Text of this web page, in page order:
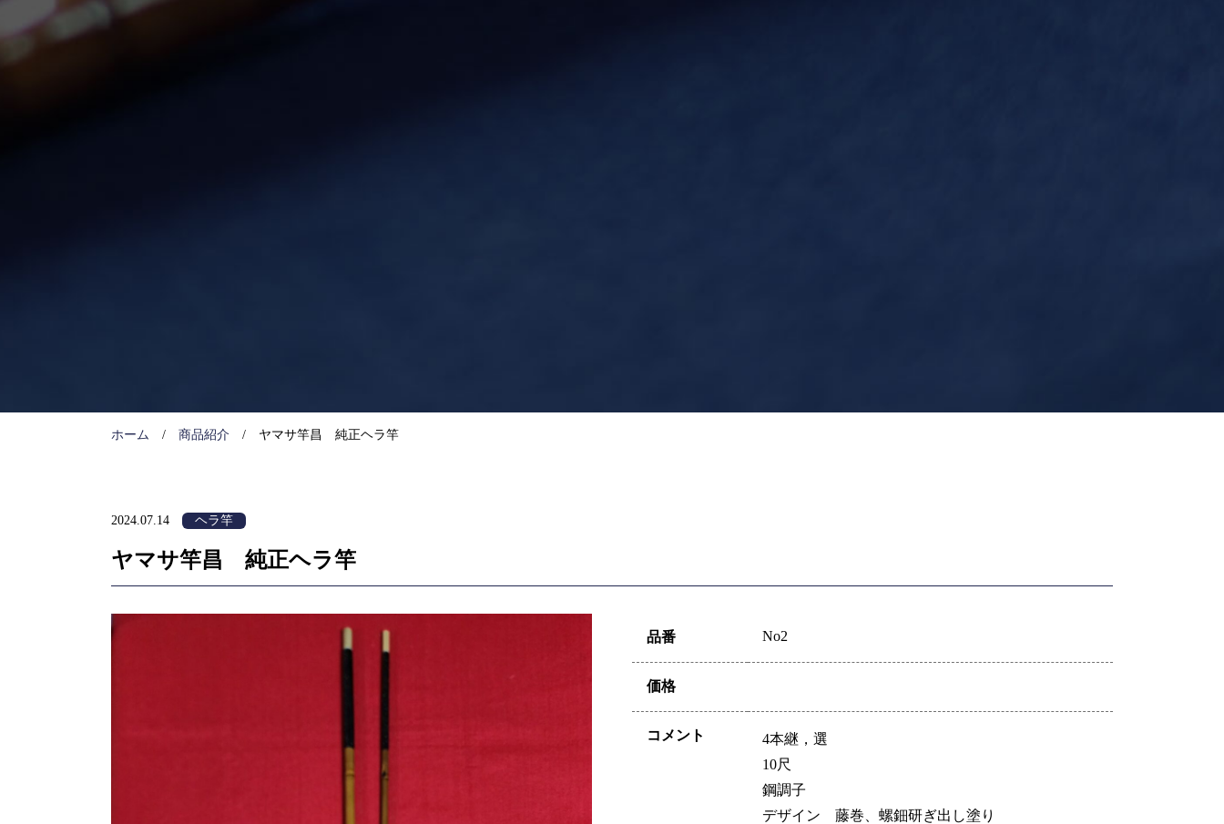
ホーム 商品紹介 ヤマサ竿昌 純正ヘラ竿
2024.07.14 ヘラ竿
ヤマサ竿昌 純正ヘラ竿
品番 No2
価格
コメント
4本継，選
10尺
鋼調子
デザイン 藤巻、螺鈿研ぎ出し塗り